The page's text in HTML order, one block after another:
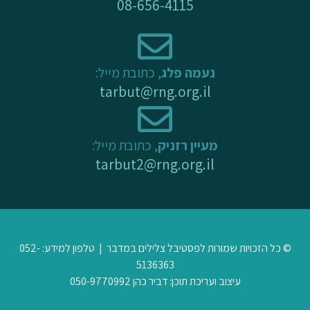
08-656-4115
נעמה פלג, כתובת מייל:
tarbut@rng.org.il
מעיין רזניק, כתובת מייל:
tarbut2@rng.org.il
© כל הזכויות שמורות לפסטיבל צלילים במדבר | טלפון למידע: 052-
5136363
עיצוב ועריכת תוכן: דביר כהן 050-9770992